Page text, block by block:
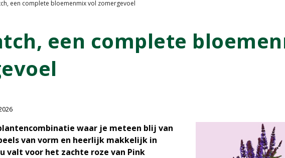
een complete bloemenmix vol zomergevoel
een complete
waar je meteen blij van
van vorm en heerlijk makkelijk in
valt voor het zachte roze van Pink